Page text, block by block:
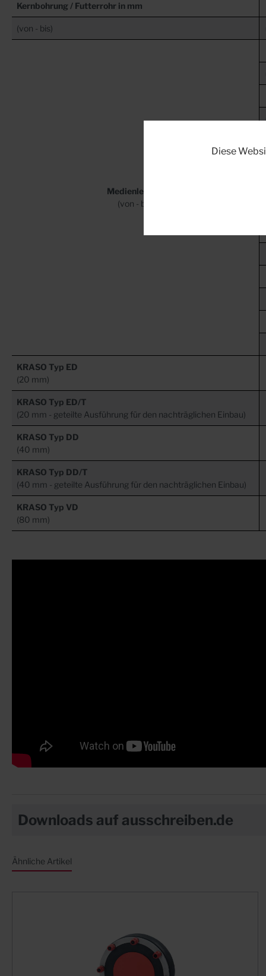
Kernbohrung / Futterrohr in mm
(von - bis)
Medienleitung
(von - bis)
KRASO Typ ED
(20 mm)
KRASO Typ ED/T
(20 mm - geteilte Ausführung für den nachträglichen Einbau)
KRASO Typ DD
(40 mm)
KRASO Typ DD/T
(40 mm - geteilte Ausführung für den nachträglichen Einbau)
KRASO Typ VD
(80 mm)
Downloads auf ausschreiben.de
Ähnliche Artikel
Diese